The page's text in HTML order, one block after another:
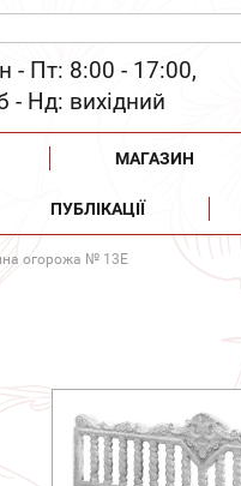
- Пт: 8:00 - 17:00,
- Нд: вихідний
МАГАЗИН
ПУБЛІКАЦІЇ
огорожа № 13Е